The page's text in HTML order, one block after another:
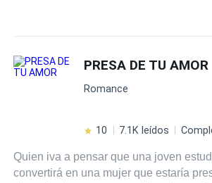
PRESA DE TU AMOR
Romance
10 7.1K leídos
Quien iva a pensar que una joven
convertirá en una mujer que estaría presa de amor